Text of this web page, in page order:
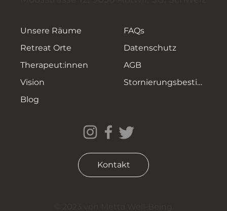
Unsere Räume
Retreat Orte
Therapeut:innen
Vision
Blog
FAQs
Datenschutz
AGB
Stornierungsbestimmungen
Kontakt